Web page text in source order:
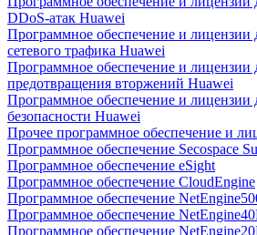
DDoS-атак Huawei
Программное обеспечение и лицензии
сетевого трафика Huawei
Программное обеспечение и лицензии
предотвращения вторжений Huawei
Программное обеспечение и лицензии
безопасности Huawei
Прочее программное обеспечение и
Программное обеспечение Secospace
Программное обеспечение eSight
Программное обеспечение CloudEngine
Программное обеспечение
Программное обеспечение
Программное обеспечение